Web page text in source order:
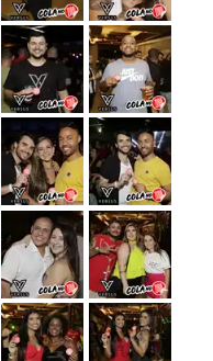
&nbsp; &nbsp;
&nbsp; &nbsp;
&nbsp; &nbsp;
&nbsp; &nbsp;